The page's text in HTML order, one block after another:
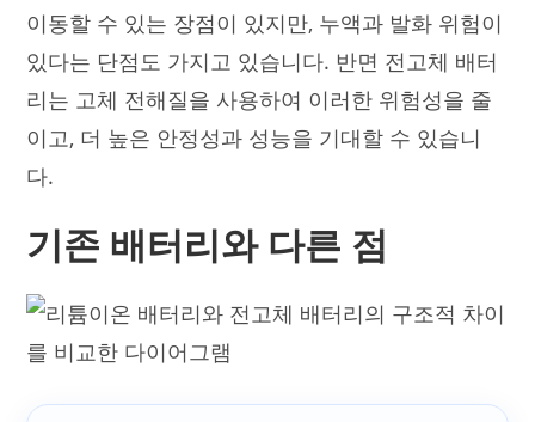
이동할 수 있는 장점이 있지만, 누액과 발화 위험이
있다는 단점도 가지고 있습니다. 반면 전고체 배터
리는 고체 전해질을 사용하여 이러한 위험성을 줄
이고, 더 높은 안정성과 성능을 기대할 수 있습니
다.
기존 배터리와 다른 점